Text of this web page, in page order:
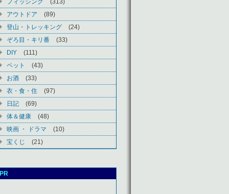
アウトドア
(89)
登山・トレッキング
(24)
ぞろ目・キリ番
(33)
DIY
(111)
ペット
(43)
お酒
(33)
衣・食・住
(97)
日記
(69)
体＆健康
(48)
映画 ・ ドラマ
(10)
宝くじ
(21)
PR